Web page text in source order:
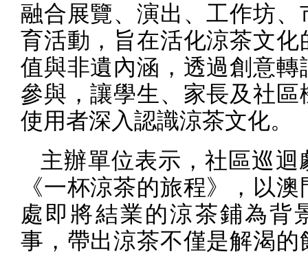
融合展覽、演出、工作坊、
育活動，旨在活化涼茶文化
值與非遺內涵，透過創意轉
參與，讓學生、家長及社區
使用者深入認識涼茶文化。
主辦單位表示，社區巡迴
《一杯涼茶的旅程》，以
處即將結業的涼茶鋪為背
事，帶出涼茶不僅是解渴的